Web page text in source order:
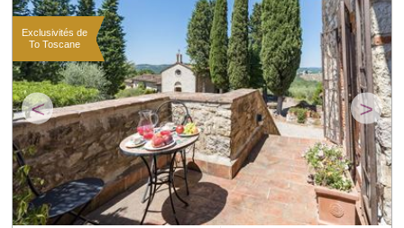
< >
Exclusivités de
To Toscane